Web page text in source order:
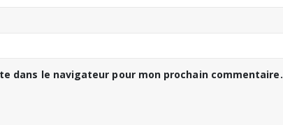
dans le navigateur pour mon prochain commentaire.